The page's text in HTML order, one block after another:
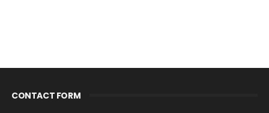
CONTACT FORM